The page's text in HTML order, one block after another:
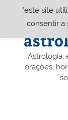
Astrologia,
orações,
"este site
consentir a